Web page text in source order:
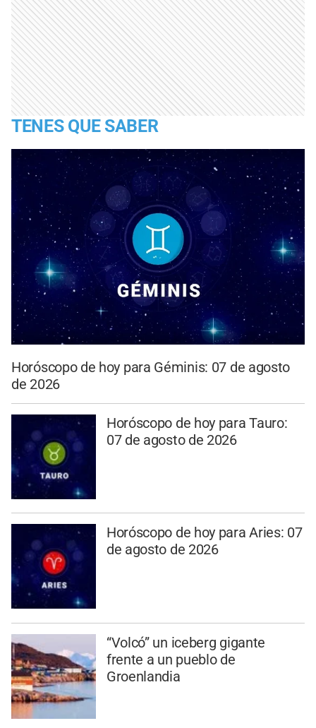
TENES QUE SABER
Horóscopo de hoy para Géminis: 07 de agosto
de 2026
Horóscopo de hoy para Tauro:
07 de agosto de 2026
Horóscopo de hoy para Aries: 07
de agosto de 2026
“Volcó” un iceberg gigante
frente a un pueblo de
Groenlandia